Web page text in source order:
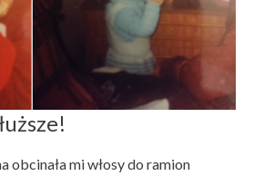
obcinała mi włosy do ramion